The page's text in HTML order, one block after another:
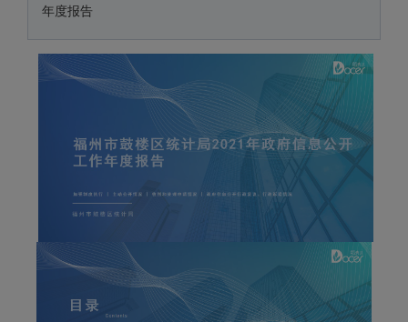
年度报告